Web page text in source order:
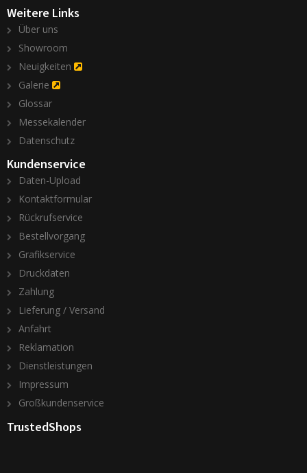
Weitere Links
Über uns
Showroom
Neuigkeiten
Galerie
Glossar
Messekalender
Datenschutz
Kundenservice
Daten-Upload
Kontaktformular
Rückrufservice
Bestellvorgang
Grafikservice
Druckdaten
Zahlung
Lieferung / Versand
Anfahrt
Reklamation
Dienstleistungen
Impressum
Großkundenservice
TrustedShops